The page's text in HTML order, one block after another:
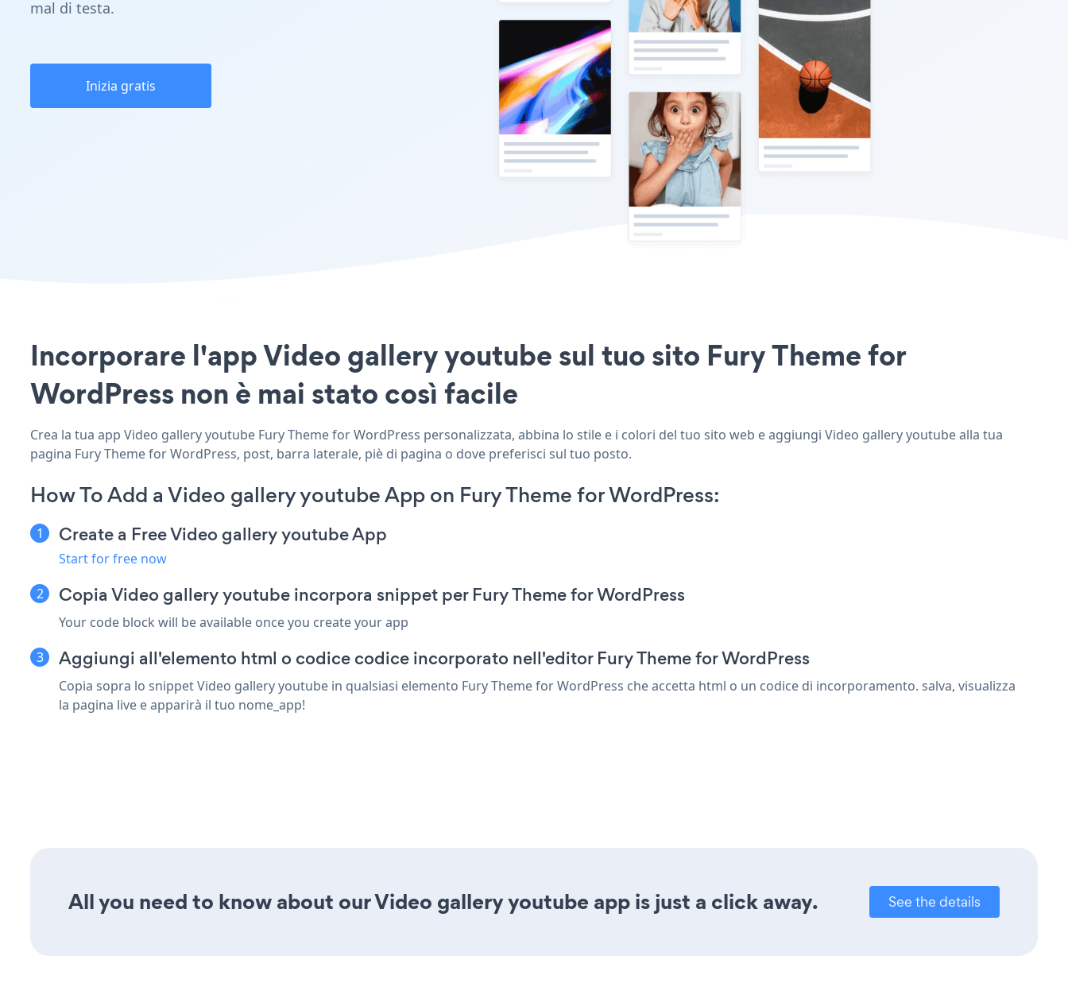
mal di testa.
Inizia gratis
Incorporare l'app Video gallery youtube sul tuo sito Fury Theme for
WordPress non è mai stato così facile
Crea la tua app Video gallery youtube Fury Theme for WordPress personalizzata, abbina lo stile e i colori del tuo sito web e aggiungi Video gallery youtube alla tua
pagina Fury Theme for WordPress, post, barra laterale, piè di pagina o dove preferisci sul tuo posto.
How To Add a Video gallery youtube App on Fury Theme for WordPress:
Create a Free Video gallery youtube App
Start for free now
Copia Video gallery youtube incorpora snippet per Fury Theme for WordPress
Your code block will be available once you create your app
Aggiungi all'elemento html o codice codice incorporato nell'editor Fury Theme for WordPress
Copia sopra lo snippet Video gallery youtube in qualsiasi elemento Fury Theme for WordPress che accetta html o un codice di incorporamento. salva, visualizza
la pagina live e apparirà il tuo nome_app!
All you need to know about our Video gallery youtube app is just a click away. See the details